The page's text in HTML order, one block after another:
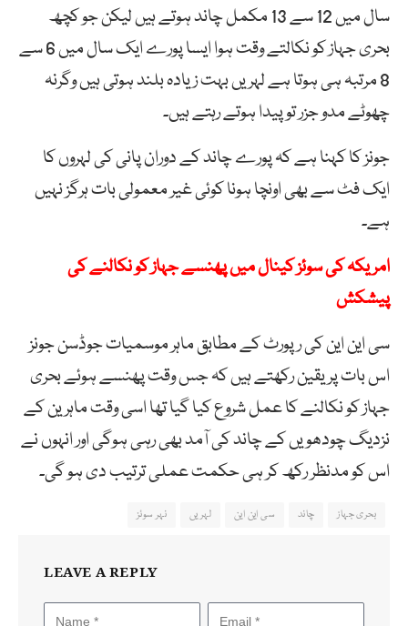
سال میں 12 سے 13 مکمل چاند ہوتے ہیں لیکن جو کچھ
بحری جہاز کو نکالتے وقت ہوا ایسا پورے ایک سال میں 6 سے
8 مرتبہ ہی ہوتا ہے لہریں بہت زیادہ بلند ہوتی ہیں وگرنہ
چھوٹے مدو جزر تو پیدا ہوتے رہتے ہیں۔
جونز کا کہنا ہے کہ پورے چاند کے دوران پانی کی لہروں کا
ایک فٹ سے بھی اونچا ہونا کوئی غیر معمولی بات ہرگز نہیں
ہے۔
امریکہ کی سوئز کینال میں پھنسے جہاز کو نکالنے کی
پیشکش
سی این این کی رپورٹ کے مطابق ماہر موسمیات جوڈسن جونز
اس بات پر یقین رکھتے ہیں کہ جس وقت پھنسے ہوئے بحری
جہاز کو نکالنے کا عمل شروع کیا گیا تھا اسی وقت ماہرین کے
نزدیگ چودھویں کے چاند کی آمد بھی رہی ہوگی اور انہوں نے
اس کو مدنظر رکھ کر ہی حکمت عملی ترتیب دی ہو گی۔
بحری جہاز چاند سی این این لہریں نہر سوئز
LEAVE A REPLY